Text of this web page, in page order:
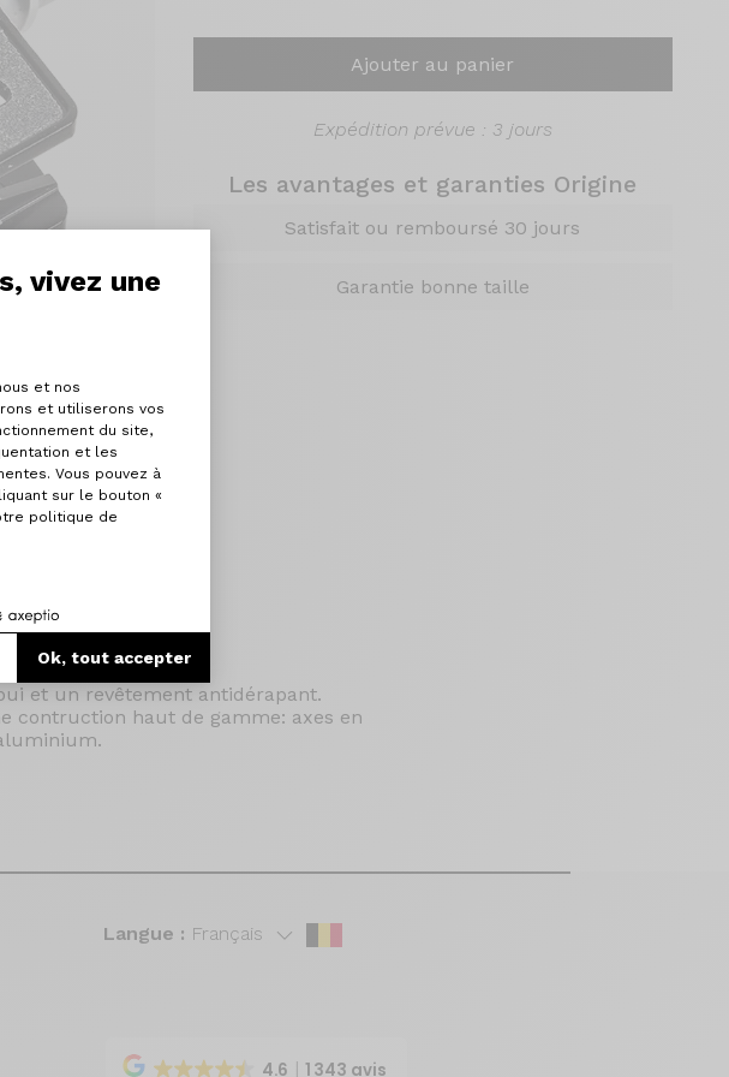
vivez une
Consentement : Personnalisez vos Options
et nos
et utiliserons vos
du site,
et les
Vous pouvez à
sur le bouton «
politique de
Ok, tout accepter
Ajouter au panier
Expédition prévue : 3 jours
Les avantages et garanties Origine
Satisfait ou remboursé 30 jours
Garantie bonne taille
et un revêtement antidérapant.
contruction haut de gamme: axes en
Langue : Français
4.6 1 343 avis